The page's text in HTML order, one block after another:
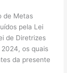
de Metas
pela Lei
de Diretrizes
os quais
da presente